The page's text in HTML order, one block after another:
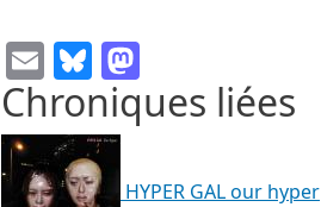
EmailBluesky
Chroniques liées
HYPER GAL our hyper